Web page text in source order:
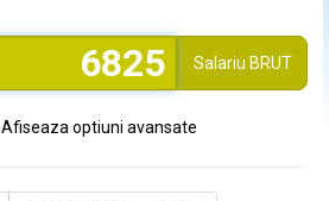
Salariu BRUT
Afiseaza optiuni avansate